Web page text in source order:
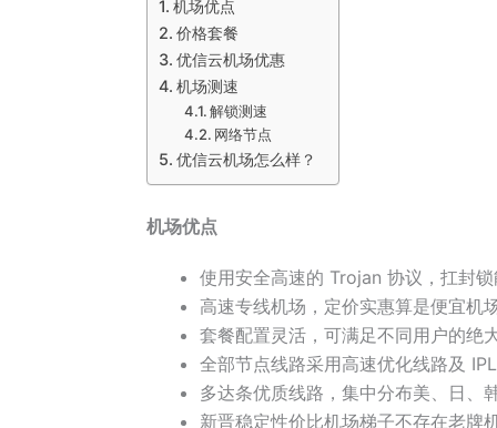
机场优点
价格套餐
优信云机场优惠
机场测速
解锁测速
网络节点
优信云机场怎么样？
机场优点
使用安全高速的 Trojan 协议，扛封
高速专线机场，定价实惠算是便宜机
套餐配置灵活，可满足不同用户的绝
全部节点线路采用高速优化线路及
多达条优质线路，集中分布美、日、
新晋稳定性价比机场梯子不存在老牌